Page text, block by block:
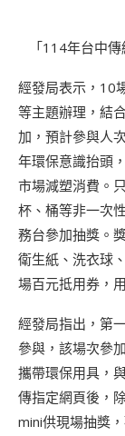
「114年台中
經發局表示，10
等主題辦理，結
加，預計參與人
年環保意識抬頭
市場減塑消費。
杯、桶等非一次
務台參加抽獎。
衛生紙、洗衣球
場百元抵用券，
經發局指出，第
參與，該場次參
攜帶環保用具，
傳指定網頁後，
mini供現場抽獎